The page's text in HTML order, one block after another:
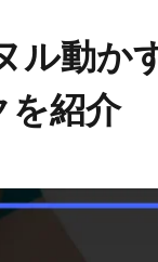
動か
を紹介